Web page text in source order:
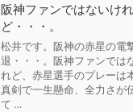
阪神ファンではないけれ
ど・・・。
松井です。阪神の赤星の電
退・・・。阪神ファンでは
れど、赤星選手のプレーは
真剣で一生懸命、全力さが
て …